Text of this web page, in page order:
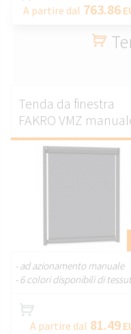
A partire dal 763.86
PERSONALIZZARE.
Tenda da finestra
FAKRO VMZ
- ad azionamento manuale
- 6 colori disponibili di
A partire dal 81.49